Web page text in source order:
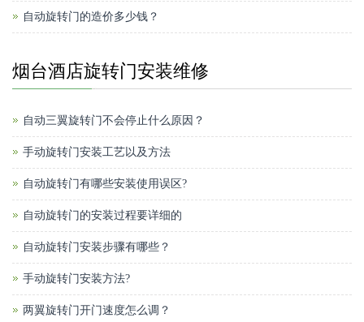
自动旋转门的造价多少钱？
烟台酒店旋转门安装维修
自动三翼旋转门不会停止什么原因？
手动旋转门安装工艺以及方法
自动旋转门有哪些安装使用误区?
自动旋转门的安装过程要详细的
自动旋转门安装步骤有哪些？
手动旋转门安装方法?
两翼旋转门开门速度怎么调？